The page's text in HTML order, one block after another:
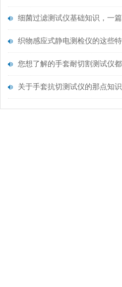
关于手套抗切测试仪的那点知识